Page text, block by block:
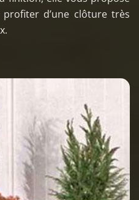
d’une clôture très